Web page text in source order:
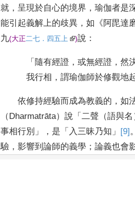
就 ， 呈現於自心的境界 ，瑜伽者是
能引起義解上的歧異 ，如 《 阿毘達
九(大正二七 ． 四五上 )說 ：
「 隨有經證 ，或無經證 ，然
我行相 ，謂瑜伽師於修觀地
依修持經驗而成為教義的 ，如
（ Dharmatrāta）說 「二聲（語與名
事相行別 」 ， 是 「 入三昧乃知 」 [9]
驗 ，影響到論師的義學 ；論義也會